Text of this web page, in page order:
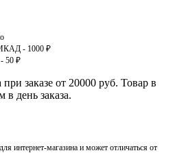
МКАД - 1000 ₽
50 ₽
при заказе от 20000 руб. Товар в
в день заказа.
интернет-магазина и может отличаться от